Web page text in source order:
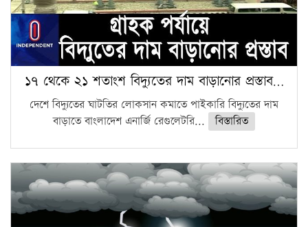
১৭ থেকে ২১ শতাংশ বিদ্যুতের দাম বাড়ানোর প্রস্তাব…
দেশে বিদ্যুতের ঘাটতির লোকসান কমাতে পাইকারি বিদ্যুতের দাম
বাড়াতে বাংলাদেশ এনার্জি রেগুলেটরি...
বিস্তারিত